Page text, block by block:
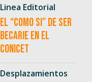
Linea Editorial
El “como si” de ser
becarie en el
CONICET
Desplazamientos